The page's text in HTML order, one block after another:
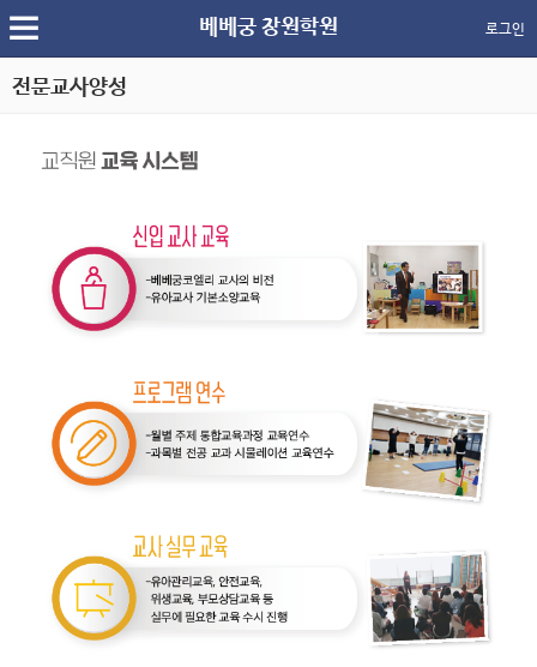
베베궁 창원학원 로그인
전문교사양성